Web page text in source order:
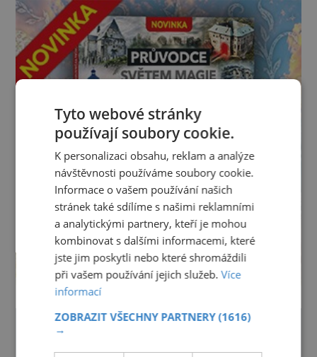
Tyto webové stránky
používají soubory cookie.
K personalizaci obsahu, reklam a analýze
návštěvnosti používáme soubory cookie.
Informace o vašem používání našich
stránek také sdílíme s našimi reklamními
a analytickými partnery, kteří je mohou
kombinovat s dalšími informacemi, které
jste jim poskytli nebo které shromáždili
při vašem používání jejich služeb.Více
informací
ZOBRAZIT VŠECHNY PARTNERY(1616)
→